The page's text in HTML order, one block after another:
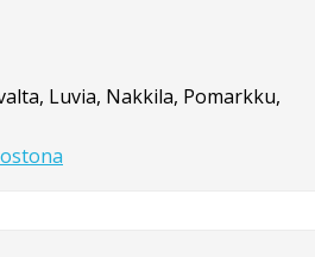
Luvia, Nakkila, Pomarkku,